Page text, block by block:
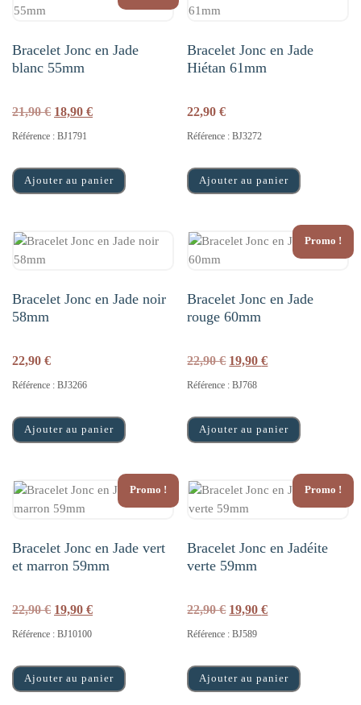
Bracelet Jonc en Jade
blanc 55mm
21,90€ Le prix initial était : 21,90 €.
18,90 €Le prix actuel est : 18,90 €.
Référence : BJ1791
Ajouter au panier
Bracelet Jonc en Jade
Hiétan 61mm
22,90€
Référence : BJ3272
Ajouter au panier
Bracelet Jonc en Jade noir
58mm
22,90 €
Référence : BJ3266
Ajouter au panier
Promo !
Bracelet Jonc en Jade
rouge 60mm
22,90€ Le prix initial était :
19,90€Le prix actuel
Référence : BJ768
Ajouter au panier
Promo !
Bracelet Jonc en Jade vert
et marron 59mm
22,90€ Le prix initial était : 22,90 €.
19,90 €Le prix actuel est : 19,90 €.
Référence : BJ10100
Ajouter au panier
Promo !
Bracelet Jonc en Jadéite
verte 59mm
22,90€ Le prix initial était :
19,90€Le prix actuel
Référence : BJ589
Ajouter au panier